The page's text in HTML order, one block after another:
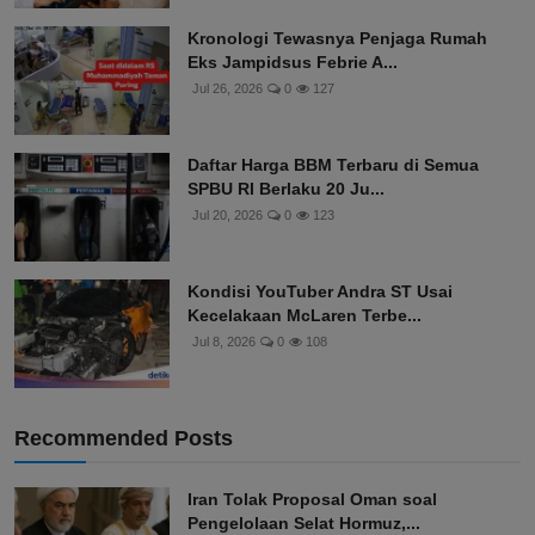
Kronologi Tewasnya Penjaga Rumah
Eks Jampidsus Febrie A...
Jul 26, 2026 0 127
Daftar Harga BBM Terbaru di Semua
SPBU RI Berlaku 20 Ju...
Jul 20, 2026 0 123
Kondisi YouTuber Andra ST Usai
Kecelakaan McLaren Terbe...
Jul 8, 2026 0 108
Recommended Posts
Iran Tolak Proposal Oman soal
Pengelolaan Selat Hormuz,...